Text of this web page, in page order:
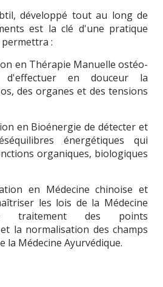
développé tout au long de
est la clé d'une pratique
permettra :
en Thérapie Manuelle ostéo-
d'effectuer en douceur la
des organes et des tensions
en Bioénergie de détecter et
énergétiques qui
organiques, biologiques
en Médecine chinoise et
les lois de la Médecine
traitement des points
la normalisation des champs
la Médecine Ayurvédique.